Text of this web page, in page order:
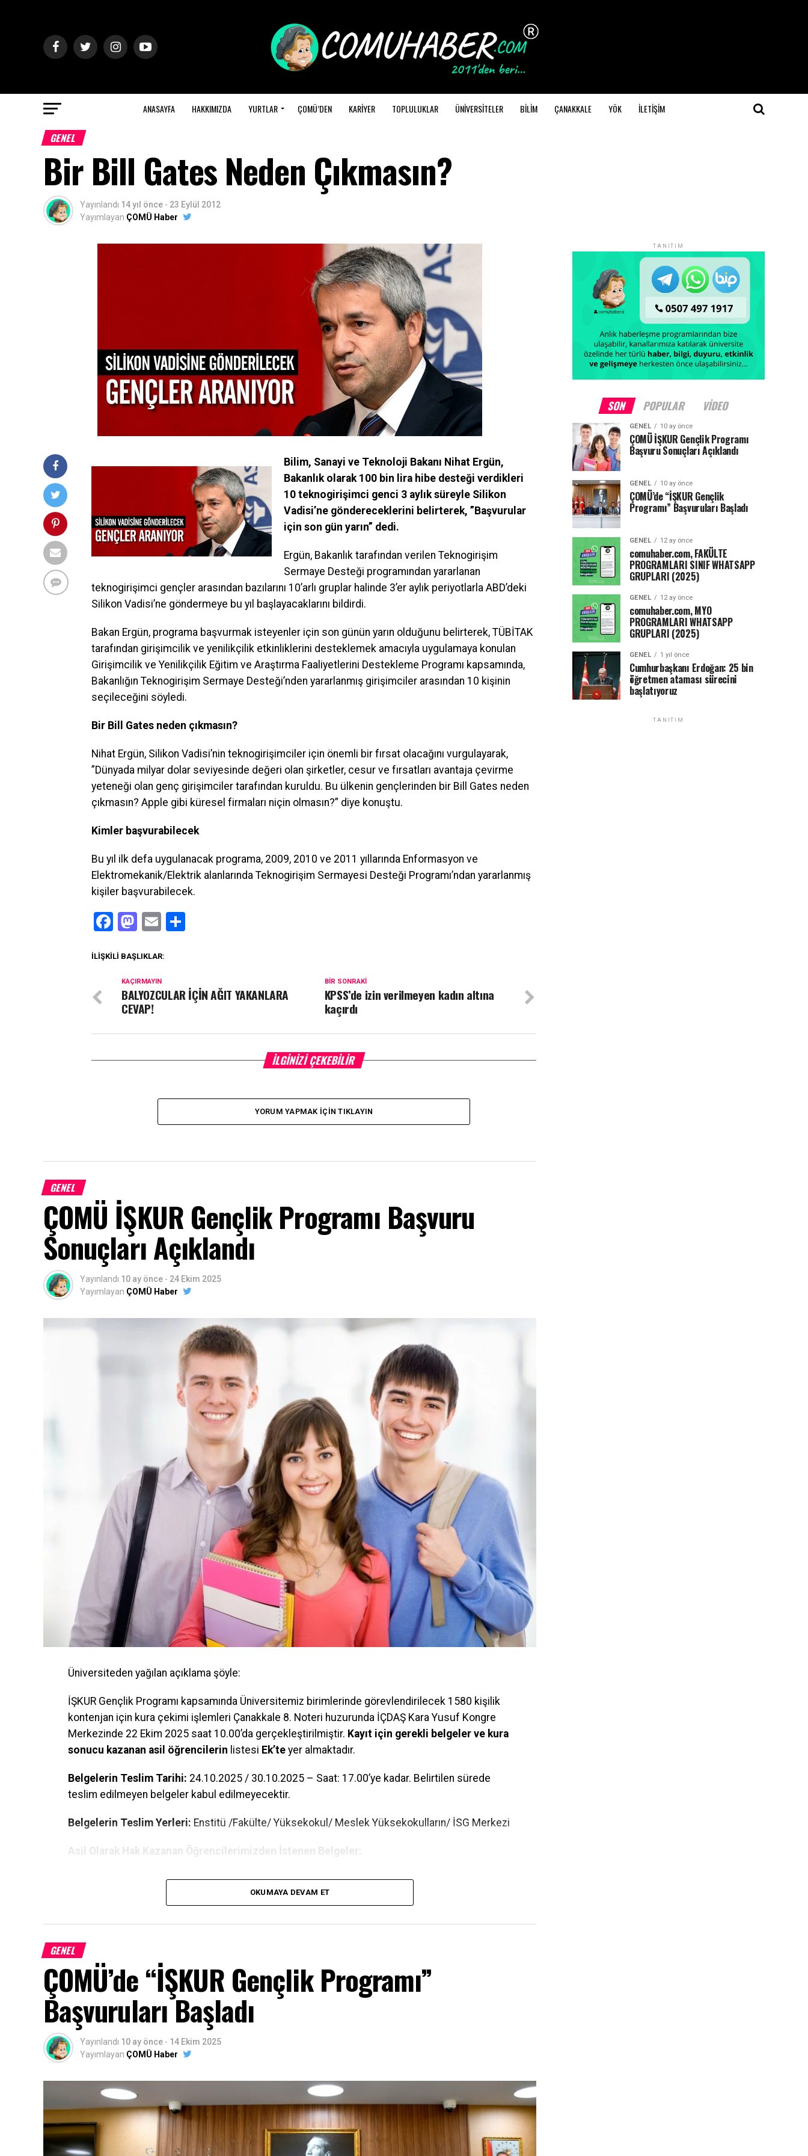
ANASAYFA HAKKIMIZDA YURTLAR ÇOMÜ’DEN KARİYER TOPLULUKLAR ÜNİVERSİTELER BİLİM ÇANAKKALE YÖK İLETİŞİM
GENEL
Bir Bill Gates Neden Çıkmasın?
Yayınlandı 14 yıl önce - 23 Eylül 2012
Yayımlayan ÇOMÜ Haber
Bilim, Sanayi ve Teknoloji Bakanı Nihat Ergün,
Bakanlık olarak 100 bin lira hibe desteği verdikleri
10 teknogirişimci genci 3 aylık süreyle Silikon
Vadisi’ne göndereceklerini belirterek, ”Başvurular
için son gün yarın” dedi.
Ergün, Bakanlık tarafından verilen Teknogirişim
Sermaye Desteği programından yararlanan
teknogirişimci gençler arasından bazılarını 10’arlı gruplar halinde 3’er aylık periyotlarla ABD’deki
Silikon Vadisi’ne göndermeye bu yıl başlayacaklarını bildirdi.
Bakan Ergün, programa başvurmak isteyenler için son günün yarın olduğunu belirterek, TÜBİTAK
tarafından girişimcilik ve yenilikçilik etkinliklerini desteklemek amacıyla uygulamaya konulan
Girişimcilik ve Yenilikçilik Eğitim ve Araştırma Faaliyetlerini Destekleme Programı kapsamında,
Bakanlığın Teknogirişim Sermaye Desteği’nden yararlanmış girişimciler arasından 10 kişinin
seçileceğini söyledi.
Bir Bill Gates neden çıkmasın?
Nihat Ergün, Silikon Vadisi’nin teknogirişimciler için önemli bir fırsat olacağını vurgulayarak,
”Dünyada milyar dolar seviyesinde değeri olan şirketler, cesur ve fırsatları avantaja çevirme
yeteneği olan genç girişimciler tarafından kuruldu. Bu ülkenin gençlerinden bir Bill Gates neden
çıkmasın? Apple gibi küresel firmaları niçin olmasın?” diye konuştu.
Kimler başvurabilecek
Bu yıl ilk defa uygulanacak programa, 2009, 2010 ve 2011 yıllarında Enformasyon ve
Elektromekanik/Elektrik alanlarında Teknogirişim Sermayesi Desteği Programı’ndan yararlanmış
kişiler başvurabilecek.
Facebook
Mastodon
Email
İLIŞKILI BAŞLIKLAR:
BIR SONRAKI
KPSS’de izin verilmeyen kadın altına
kaçırdı
KAÇIRMAYIN
BALYOZCULAR İÇİN AĞIT YAKANLARA
CEVAP!
İLGINIZI ÇEKEBILIR
YORUM YAPMAK İÇIN TIKLAYIN
GENEL
ÇOMÜ İŞKUR Gençlik Programı Başvuru
Sonuçları Açıklandı
Yayınlandı 10 ay önce - 24 Ekim 2025
Yayımlayan ÇOMÜ Haber
Üniversiteden yağılan açıklama şöyle:
İŞKUR Gençlik Programı kapsamında Üniversitemiz birimlerinde görevlendirilecek 1580 kişilik
kontenjan için kura çekimi işlemleri Çanakkale 8. Noteri huzurunda İÇDAŞ Kara Yusuf Kongre
Merkezinde 22 Ekim 2025 saat 10.00’da gerçekleştirilmiştir. Kayıt için gerekli belgeler ve kura
sonucu kazanan asil öğrencilerin listesi Ek’te yer almaktadır.
Belgelerin Teslim Tarihi: 24.10.2025 / 30.10.2025 – Saat: 17.00’ye kadar. Belirtilen sürede
teslim edilmeyen belgeler kabul edilmeyecektir.
Belgelerin Teslim Yerleri: Enstitü /Fakülte/ Yüksekokul/ Meslek Yüksekokulların/ İSG Merkezi
Asil Olarak Hak Kazanan Öğrencilerimizden İstenen Belgeler:
2– Adli Sicil Belgesi (E-Devlet)
evrağı (E-Devlet)
4- Yurtta kalanlar için “Yurtta Barınma Belgesi” (E-Devlet) / Diğer toplu alanlar için “Kanıtlayıcı
Belge” (Yurt ve benzeri toplu yaşam alanlarında olanlar için hane gelir şartı aranmaz.)
5- Aynı Hanede İkamet Eden Kişi Belgesi (E-Devlet) (Yurt ve benzeri toplu yaşam alanları
haricinde yaşayanlar için istenmektedir.)
çalıştıkları yerden barkodlu veya kaşe imzalı Maaş Bordroları ve SGK Hizmet Dökümü (Yurt ve
benzeri toplu yaşam alanları haricinde yaşayanlar için istenmektedir.)
7- Ticari ve zirai geliri olanların vergi levhaları (E-Devlet)
OKUMAYA DEVAM ET
GENEL
ÇOMÜ’de “İŞKUR Gençlik Programı”
Başvuruları Başladı
Yayınlandı 10 ay önce - 14 Ekim 2025
Yayımlayan ÇOMÜ Haber
TANITIM
SON POPULAR VIDEO
GENEL 10 ay önce
ÇOMÜ İŞKUR Gençlik Programı
Başvuru Sonuçları Açıklandı
GENEL 10 ay önce
ÇOMÜ’de “İŞKUR Gençlik
Programı” Başvuruları Başladı
GENEL 12 ay önce
comuhaber.com, FAKÜLTE
PROGRAMLARI SINIF WHATSAPP
GRUPLARI (2025)
GENEL 12 ay önce
comuhaber.com, MYO
PROGRAMLARI WHATSAPP
GRUPLARI (2025)
GENEL 1 yıl önce
Cumhurbaşkanı Erdoğan: 25 bin
öğretmen ataması sürecini
başlatıyoruz
TANITIM